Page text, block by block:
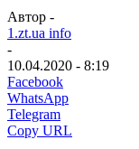
Автор -
1.zt.ua info
-
10.04.2020 - 8:19
Facebook
WhatsApp
Telegram
Copy URL